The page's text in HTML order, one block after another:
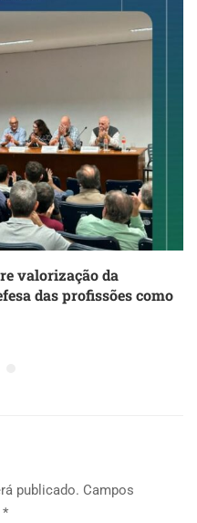
valorização da
das profissões como
publicado. Campos
*